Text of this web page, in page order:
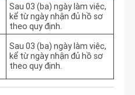
Sau 03 (ba) ngày làm việc,
kể từ ngày nhận đủ hồ sơ
theo quy định.
Sau 03 (ba) ngày làm việc,
kể từ ngày nhận đủ hồ sơ
theo quy định.